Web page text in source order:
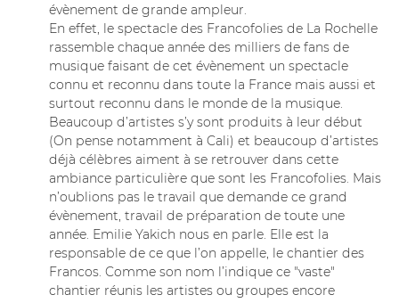
évènement de grande ampleur.
En effet, le spectacle des Francofolies de La Rochelle
rassemble chaque année des milliers de fans de
musique faisant de cet évènement un spectacle
connu et reconnu dans toute la France mais aussi et
surtout reconnu dans le monde de la musique.
Beaucoup d’artistes s’y sont produits à leur début
(On pense notamment à Cali) et beaucoup d’artistes
déjà célèbres aiment à se retrouver dans cette
ambiance particulière que sont les Francofolies. Mais
n’oublions pas le travail que demande ce grand
évènement, travail de préparation de toute une
année. Emilie Yakich nous en parle. Elle est la
responsable de ce que l’on appelle, le chantier des
Francos. Comme son nom l’indique ce "vaste"
chantier réunis les artistes ou groupes encore